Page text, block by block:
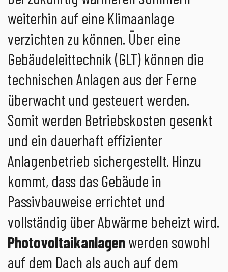
weiterhin auf eine Klimaanlage
verzichten zu können. Über eine
Gebäudeleittechnik (GLT) können die
technischen Anlagen aus der Ferne
überwacht und gesteuert werden.
Somit werden Betriebskosten gesenkt
und ein dauerhaft effizienter
Anlagenbetrieb sichergestellt. Hinzu
kommt, dass das Gebäude in
Passivbauweise errichtet und
vollständig über Abwärme beheizt wird.
Photovoltaikanlagenwerden sowohl
auf dem Dach als auch auf dem